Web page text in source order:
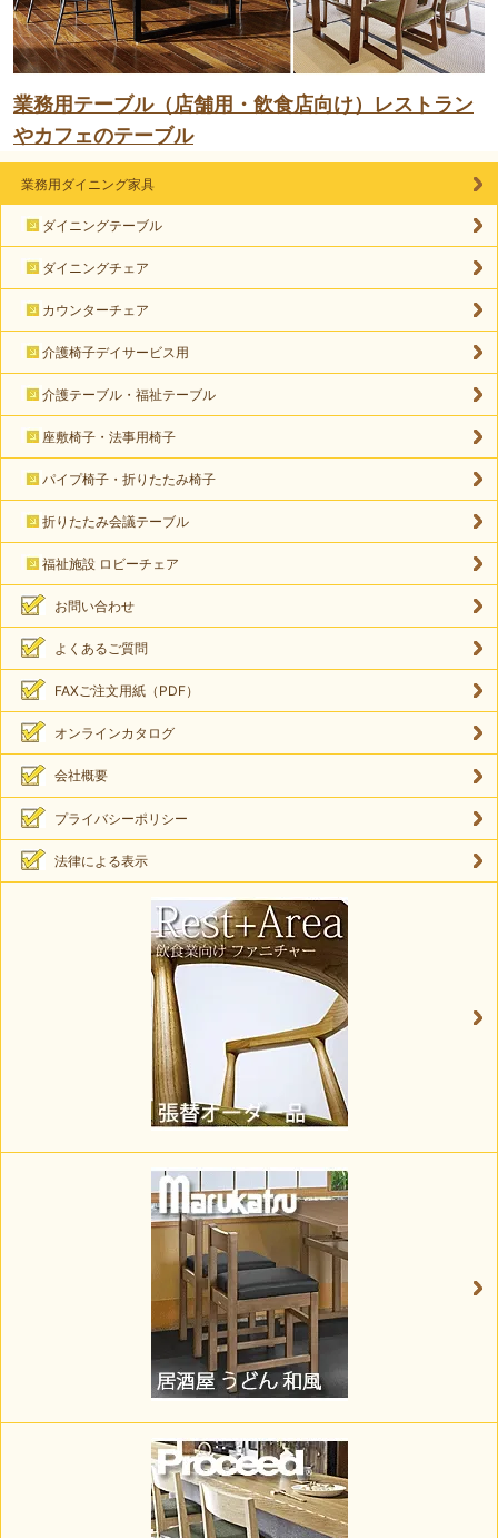
業務用テーブル（店舗用・飲食店向け）レストラン
やカフェのテーブル
業務用ダイニング家具
ダイニングテーブル
ダイニングチェア
カウンターチェア
介護椅子デイサービス用
介護テーブル・福祉テーブル
座敷椅子・法事用椅子
パイプ椅子・折りたたみ椅子
折りたたみ会議テーブル
福祉施設 ロビーチェア
お問い合わせ
よくあるご質問
FAXご注文用紙（PDF）
オンラインカタログ
会社概要
プライバシーポリシー
法律による表示